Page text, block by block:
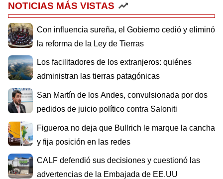
NOTICIAS MÁS VISTAS
Con influencia sureña, el Gobierno cedió y eliminó
la reforma de la Ley de Tierras
Los facilitadores de los extranjeros: quiénes
administran las tierras patagónicas
San Martín de los Andes, convulsionada por dos
pedidos de juicio político contra Saloniti
Figueroa no deja que Bullrich le marque la cancha
y fija posición en las redes
CALF defendió sus decisiones y cuestionó las
advertencias de la Embajada de EE.UU